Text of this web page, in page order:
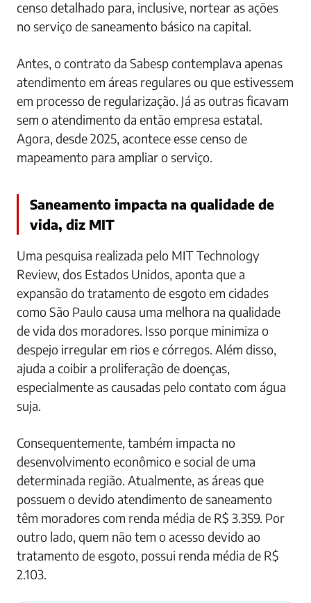
censo detalhado para, inclusive, nortear as ações
no serviço de saneamento básico na capital.
Antes, o contrato da Sabesp contemplava apenas
atendimento em áreas regulares ou que estivessem
em processo de regularização. Já as outras ficavam
sem o atendimento da então empresa estatal.
Agora, desde 2025, acontece esse censo de
mapeamento para ampliar o serviço.
Saneamento impacta na qualidade de
vida, diz MIT
Uma pesquisa realizada pelo MIT Technology
Review, dos Estados Unidos, aponta que a
expansão do tratamento de esgoto em cidades
como São Paulo causa uma melhora na qualidade
de vida dos moradores. Isso porque minimiza o
despejo irregular em rios e córregos. Além disso,
ajuda a coibir a proliferação de doenças,
especialmente as causadas pelo contato com água
suja.
Consequentemente, também impacta no
desenvolvimento econômico e social de uma
determinada região. Atualmente, as áreas que
possuem o devido atendimento de saneamento
têm moradores com renda média de R$ 3.359. Por
outro lado, quem não tem o acesso devido ao
tratamento de esgoto, possui renda média de R$
2.103.